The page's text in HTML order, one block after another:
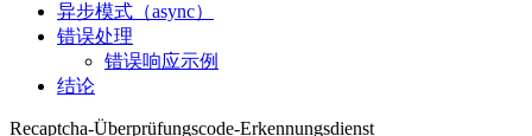
异步模式（async）
错误处理
错误响应示例
结论
Recaptcha-Überprüfungscode-Erkennungsdienst